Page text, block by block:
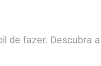
de fazer. Descubra a